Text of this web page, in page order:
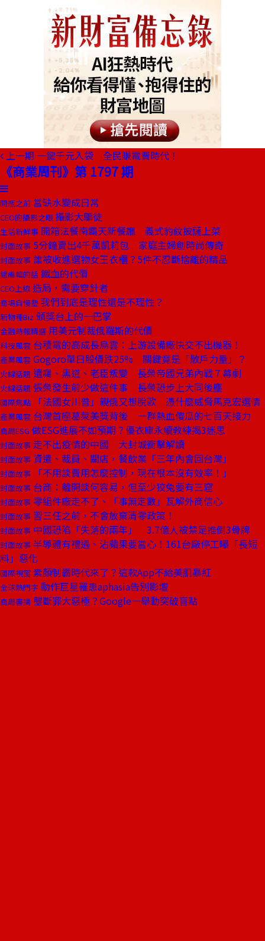
上一期 一鍵千元入袋 全民賺電費時代！
《商業周刊》第 1797 期
開瓶之前 當缺水變成日常
CEO的攝影之眼 攝影大騙徒
生活新鮮事 開箱法餐南霸天新餐廳 義式豹紋披薩上菜
封面故事 5分鐘賣出4千萬凱莉包 家庭主婦創時尚傳奇
封面故事 誰被收進選物女王衣櫃？5件不忍斷捨離的精品
總編輯的話 鐵血的代價
CEO上線 造局，需要穿針者
商場自慢塾 我們到底是理性還是不理性？
新物種Biz 頒獎台上的一巴掌
金融時報精選 用美元制裁俄羅斯的代價
科技風雲 台積電的高成長烏雲：上游設備廠快交不出機器！
產業風雲 Gogoro單日股價跌25% 關鍵竟是「散戶力量」？
火線話題 遺囑、黑道、老臣叛變 長榮帝國兄弟內戰７幕劇
火線話題 張榮發生前少做這件事 長榮恐步上大同後塵
國際焦點 「法國女川普」親俄又想脫歐 憑什麼威脅馬克宏選情
產業風雲 台灣首座葛萊美獎背後 一群熱血傻瓜的七百天接力
商周ESG 做ESG進展不如預期？優衣庫永續教練揭3迷思
封面故事 走不出疫情的中國 大封城衝擊解讀
封面故事 資遣、裁員、關店，餐飲業「三年內會回台灣」
封面故事 「不用談費用怎麼控制，現在根本沒有效率！」
封面故事 台商：離開談何容易，但至少狡兔要有三窟
封面故事 零組件廠走不了、「事無定數」瓦解外商信心
封面故事 習三任之前，不會放棄清零政策！
封面故事 中國恐陷「失落的兩年」 3.7億人被禁足推倒3骨牌
封面故事 半導體有禮遇、沾蘋果要當心！161台廠停工曝「長短
料」惡化
國際視窗 素顏制霸時代來了？這款App不給美肌暴紅
全球熱門字 動作巨星罹患aphasia告別影壇
商周書摘 壟斷罪大惡極？Google一舉動突破盲點